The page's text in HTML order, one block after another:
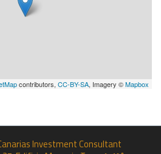
contributors, CC-BY-SA, Imagery ©Mapbox
Investment Consultant